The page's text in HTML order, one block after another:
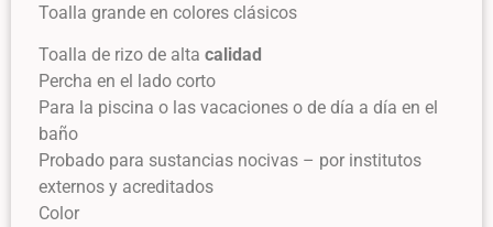
Toalla grande en colores clásicos
Toalla de rizo de alta calidad
Percha en el lado corto
Para la piscina o las vacaciones o de día a día en el
baño
Probado para sustancias nocivas – por institutos
externos y acreditados
Color